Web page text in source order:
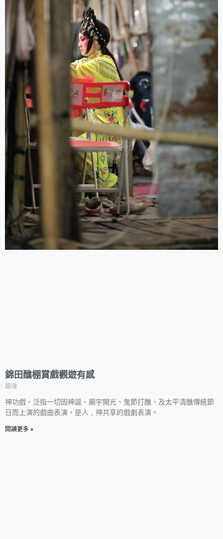
錦田醮棚賞戲觀遊有感
羈魂
神功戲，泛指一切因神誕、廟宇開光、鬼節打醮、及太平清醮傳統節
日而上演的戲曲表演，是人﹑神共享的戲劇表演。
閱讀更多 »